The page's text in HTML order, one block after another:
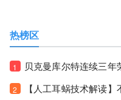
热榜区
1 贝克曼库尔特连续三年
2